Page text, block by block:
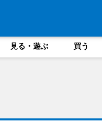
見る・遊ぶ 買う